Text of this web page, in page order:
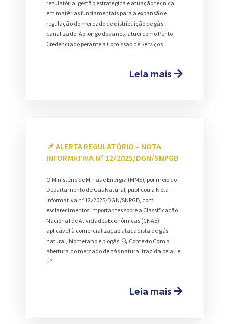
regulatória, gestão estratégica e atuação técnica
em matérias fundamentais para a expansão e
regulação do mercado de distribuição de gás
canalizado. Ao longo dos anos, atuei como Perito
Credenciado perante a Comissão de Serviços
Leia mais
📌 ALERTA REGULATÓRIO – NOTA
INFORMATIVA Nº 12/2025/DGN/SNPGB
O Ministério de Minas e Energia (MME), por meio do
Departamento de Gás Natural, publicou a Nota
Informativa nº 12/2025/DGN/SNPGB, com
esclarecimentos importantes sobre a Classificação
Nacional de Atividades Econômicas (CNAE)
aplicável à comercialização atacadista de gás
natural, biometano e biogás. 🔍 Contexto Com a
abertura do mercado de gás natural trazida pela Lei
nº
Leia mais